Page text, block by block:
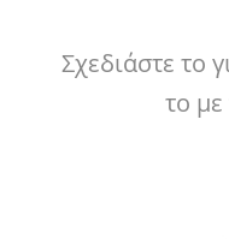
Σχεδιάστε το
το